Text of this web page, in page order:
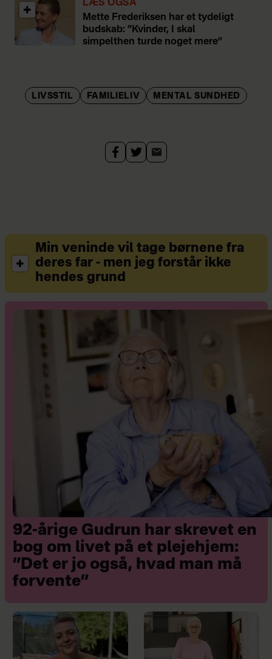
Bor i København og har
sønnen Carl fra et tidligere
ægteskab.
LÆS OGSÅ
Mette Frederiksen har et tydeligt
budskab: ”Kvinder, I skal
simpelthen turde noget mere”
LIVSSTIL FAMILIELIV MENTAL SUNDHED
Min veninde vil tage børnene fra
deres far - men jeg forstår ikke
hendes grund
92-årige Gudrun har skrevet en
bog om livet på et plejehjem:
”Det er jo også, hvad man må
forvente”